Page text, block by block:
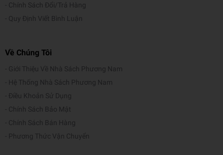
Chính Sách Đổi/Trả Hàng
Quy Định Viết Bình Luận
Về Chúng Tôi
Giới Thiệu Về Nhà Sách Phương Nam
Hệ Thống Nhà Sách Phương Nam
Điều Khoản Sử Dụng
Chính Sách Bảo Mật
Chính Sách Bán Hàng
Phương Thức Vận Chuyển